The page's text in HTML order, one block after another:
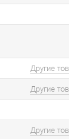
Другие
Другие
Другие